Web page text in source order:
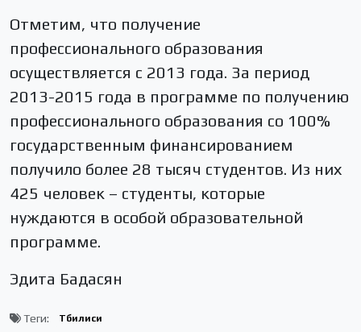
Отметим, что получение
профессионального образования
осуществляется с 2013 года. За период
2013-2015 года в программе по получению
профессионального образования со 100%
государственным финансированием
получило более 28 тысяч студентов. Из них
425 человек – студенты, которые
нуждаются в особой образовательной
программе.
Эдита Бадасян
Теги: Тбилиси